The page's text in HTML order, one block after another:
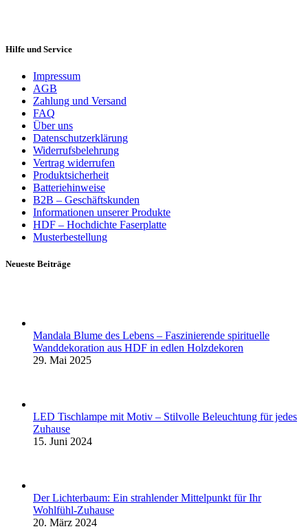
Hilfe und Service
Impressum
AGB
Zahlung und Versand
FAQ
Über uns
Datenschutzerklärung
Widerrufsbelehrung
Vertrag widerrufen
Produktsicherheit
Batteriehinweise
B2B – Geschäftskunden
Informationen unserer Produkte
HDF – Hochdichte Faserplatte
Musterbestellung
Neueste Beiträge
Mandala Blume des Lebens – Faszinierende spirituelle
Wanddekoration aus HDF in edlen Holzdekoren
29. Mai 2025
LED Tischlampe mit Motiv – Stilvolle Beleuchtung für jedes
Zuhause
15. Juni 2024
Der Lichterbaum: Ein strahlender Mittelpunkt für Ihr
Wohlfühl-Zuhause
20. März 2024